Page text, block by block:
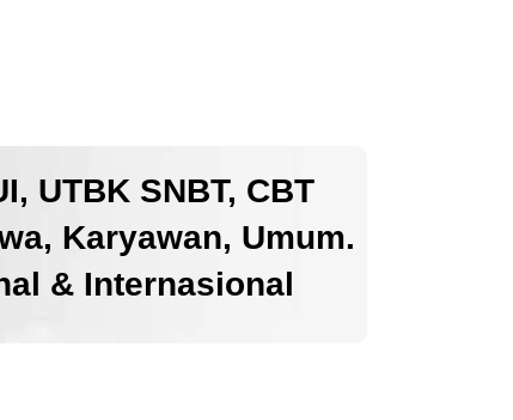
UTBK SNBT, CBT
Karyawan, Umum.
& Internasional